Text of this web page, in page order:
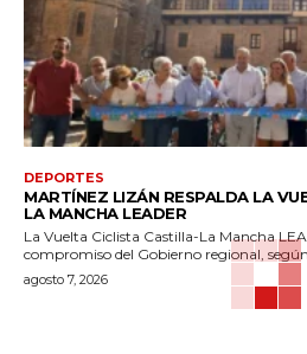
DEPORTES
MARTÍNEZ LIZÁN RESPALDA LA
LA MANCHA LEADER
La Vuelta Ciclista Castilla-La Mancha
compromiso del Gobierno regional,
agosto 7, 2026